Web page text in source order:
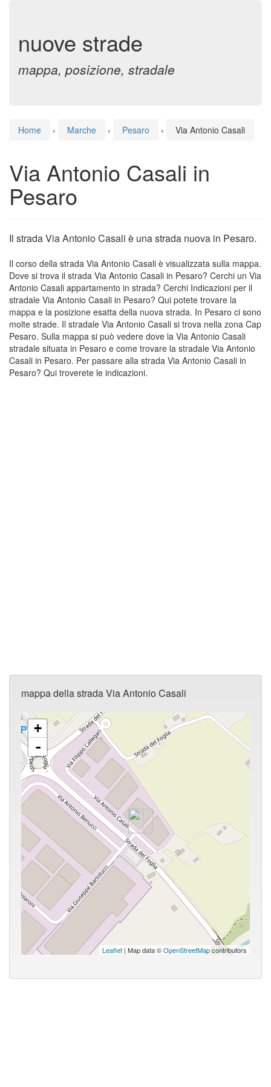
nuove strade
mappa, posizione, stradale
Home › Marche › Pesaro › Via Antonio Casali
Via Antonio Casali in
Pesaro
Il strada Via Antonio Casali è una strada nuova in Pesaro.
Il corso della strada Via Antonio Casali è visualizzata sulla mappa.
Dove si trova il strada Via Antonio Casali in Pesaro? Cerchi un Via
Antonio Casali appartamento in strada? Cerchi Indicazioni per il
stradale Via Antonio Casali in Pesaro? Qui potete trovare la
mappa e la posizione esatta della nuova strada. In Pesaro ci sono
molte strade. Il stradale Via Antonio Casali si trova nella zona Cap
Pesaro. Sulla mappa si può vedere dove la Via Antonio Casali
stradale situata in Pesaro e come trovare la stradale Via Antonio
Casali in Pesaro. Per passare alla strada Via Antonio Casali in
Pesaro? Qui troverete le indicazioni.
mappa della strada Via Antonio Casali
+
-
Leaflet | Map data ©OpenStreetMapcontributors